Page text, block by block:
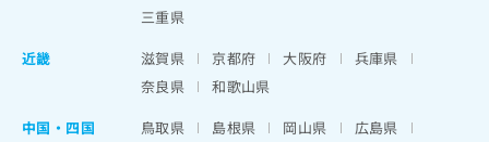
三重県
近畿
滋賀県 京都府 大阪府
兵庫県
奈良県
和歌山県
中国・四国
鳥取県 島根県 岡山県
広島県